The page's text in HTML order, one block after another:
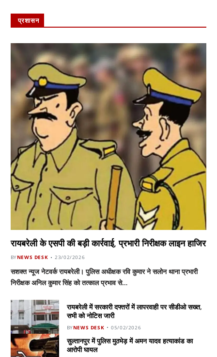
प्रशासन
रायबरेली के एसपी की बड़ी कार्रवाई, प्रभारी निरीक्षक लाइन हाजिर
BYNEWS DESK 23/02/2026
सशक्त न्यूज नेटवर्क रायबरेली। पुलिस अधीक्षक रवि कुमार ने सलोन थाना प्रभारी
निरीक्षक अनिल कुमार सिंह को तत्काल प्रभाव से…
रायबरेली में सरकारी दफ्तरों में लापरवाही पर सीडीओ सख्त,
सभी को नोटिस जारी
BYNEWS DESK 05/02/2026
सुल्तानपुर में पुलिस मुठभेड़ में अमन यादव हत्याकांड का
आरोपी घायल